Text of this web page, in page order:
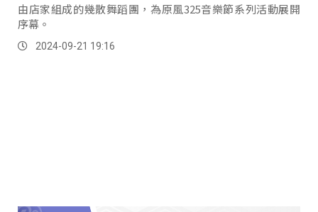
由店家組成的幾散舞蹈團，為原風325音樂節系列活動展開
序幕。
2024-09-21 19:16